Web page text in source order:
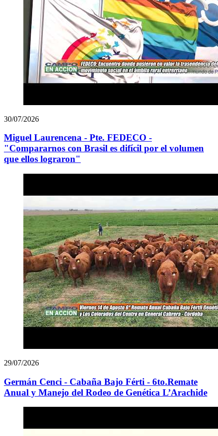
30/07/2026
Miguel Laurencena - Pte. FEDECO -
"Compararnos con Brasil es difícil por el volumen
que ellos lograron"
29/07/2026
Germán Cenci - Cabaña Bajo Férti - 6to.Remate
Anual y Manejo del Rodeo de Genética L’Arachide